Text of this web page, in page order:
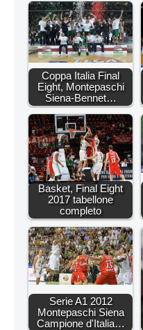
Coppa Italia Final
Eight, Montepaschi
Siena-Bennet…
Basket, Final Eight
2017 tabellone
completo
Serie A1 2012
Montepaschi Siena
Campione d'Italia…